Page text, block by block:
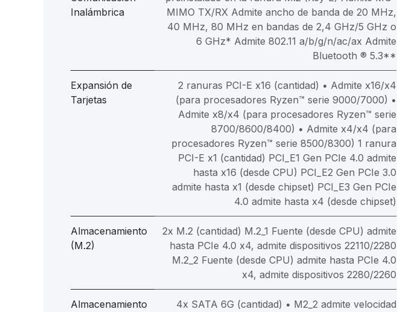
Inalámbrica
MIMO TX/RX Admite ancho de banda de 20 MHz,
40 MHz, 80 MHz en bandas de 2,4 GHz/5 GHz o
6 GHz* Admite 802.11 a/b/g/n/ac/ax Admite
Bluetooth ® 5.3**
Expansión de
Tarjetas
2 ranuras PCI-E x16 (cantidad) • Admite x16/x4
(para procesadores Ryzen™ serie 9000/7000) •
Admite x8/x4 (para procesadores Ryzen™ serie
8700/8600/8400) • Admite x4/x4 (para
procesadores Ryzen™ serie 8500/8300) 1 ranura
PCI-E x1 (cantidad) PCI_E1 Gen PCIe 4.0 admite
hasta x16 (desde CPU) PCI_E2 Gen PCIe 3.0
admite hasta x1 (desde chipset) PCI_E3 Gen PCIe
4.0 admite hasta x4 (desde chipset)
Almacenamiento
(M.2)
2x M.2 (cantidad) M.2_1 Fuente (desde CPU) admite
hasta PCIe 4.0 x4, admite dispositivos 22110/2280
M.2_2 Fuente (desde CPU) admite hasta PCIe 4.0
x4, admite dispositivos 2280/2260
Almacenamiento
4x SATA 6G (cantidad) • M2_2 admite velocidad